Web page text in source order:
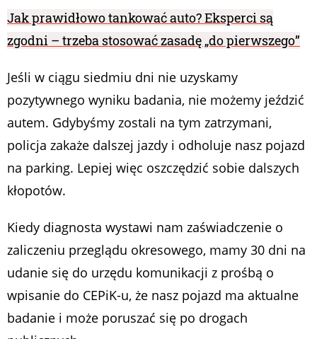
Jak prawidłowo tankować auto? Eksperci są
zgodni – trzeba stosować zasadę „do pierwszego”
Jeśli w ciągu siedmiu dni nie uzyskamy
pozytywnego wyniku badania, nie możemy jeździć
autem. Gdybyśmy zostali na tym zatrzymani,
policja zakaże dalszej jazdy i odholuje nasz pojazd
na parking. Lepiej więc oszczędzić sobie dalszych
kłopotów.
Kiedy diagnosta wystawi nam zaświadczenie o
zaliczeniu przeglądu okresowego, mamy 30 dni na
udanie się do urzędu komunikacji z prośbą o
wpisanie do CEPiK-u, że nasz pojazd ma aktualne
badanie i może poruszać się po drogach